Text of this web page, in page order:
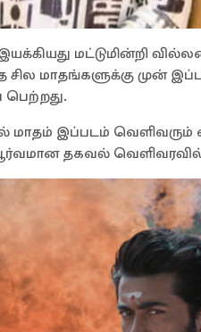
மட்டுமின்றி
சில மாதங்களுக்கு முன்
மாதம் இப்படம் வெளிவரும்
தகவல்